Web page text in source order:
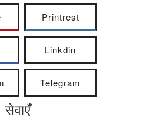
Printrest
Linkdin
Telegram
सेवाएँ